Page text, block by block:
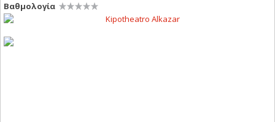
Βαθμολογία